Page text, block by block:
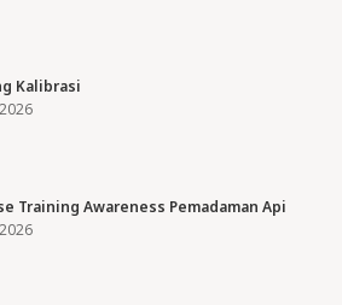
Kalibrasi
Training Awareness Pemadaman Api